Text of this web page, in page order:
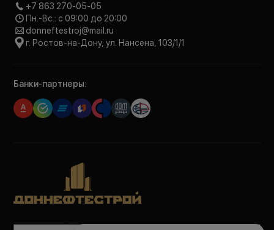
+7 863 270-05-05
Пн.-Вс.: с 09:00 до 20:00
donneftestroj@mail.ru
г. Ростов-на-Дону, ул. Нансена, 103/1/1
Банки-партнеры: